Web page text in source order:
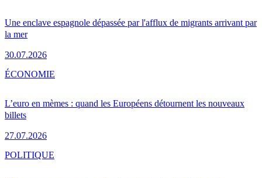
Une enclave espagnole dépassée par l'afflux de migrants arrivant par
la mer
30.07.2026
L’euro en mèmes : quand les Européens détournent les nouveaux
billets
27.07.2026
ÉCONOMIE
POLITIQUE